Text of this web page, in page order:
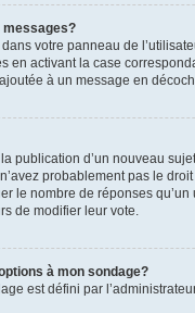
messages?
votre panneau de
en activant la case
à un message en
publication d’un nouveau
probablement pas le
le nombre de réponses
de modifier leur vote.
à mon sondage?
est défini par